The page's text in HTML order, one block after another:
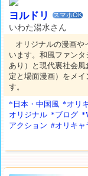
ヨルドリ スマホOK
いわた湯水さん
オリジナルの漫画や
います。和風ファン
あり）と現代裏社会
定と場面漫画）をメイ
す。
*日本・中国風 *オリ
オリジナル *ブログ
アクション #オリキャ